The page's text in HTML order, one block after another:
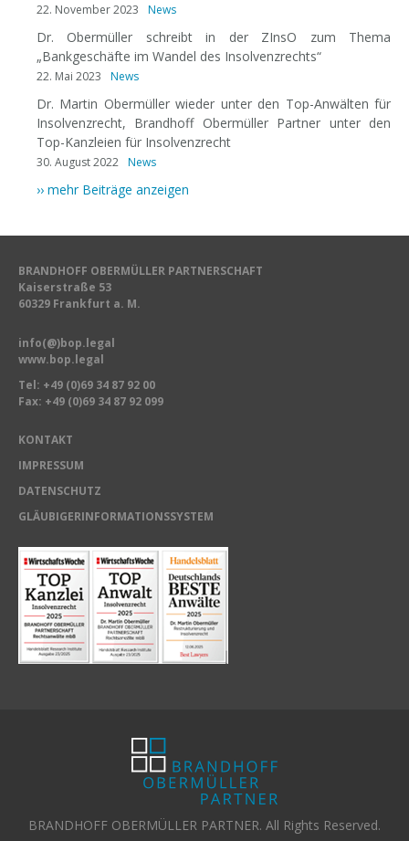
22. November 2023 News
Dr. Obermüller schreibt in der ZInsO zum Thema
„Bankgeschäfte im Wandel des Insolvenzrechts“
22. Mai 2023 News
Dr. Martin Obermüller wieder unter den Top-Anwälten für
Insolvenzrecht, Brandhoff Obermüller Partner unter den
Top-Kanzleien für Insolvenzrecht
30. August 2022 News
›› mehr Beiträge anzeigen
BRANDHOFF OBERMÜLLER PARTNERSCHAFT
Kaiserstraße 53
60329 Frankfurt a. M.
info(@)bop.legal
www.bop.legal
Tel: +49 (0)69 34 87 92 00
Fax: +49 (0)69 34 87 92 099
KONTAKT
IMPRESSUM
DATENSCHUTZ
GLÄUBIGERINFORMATIONSSYSTEM
BRANDHOFF OBERMÜLLER PARTNER. All Rights Reserved.